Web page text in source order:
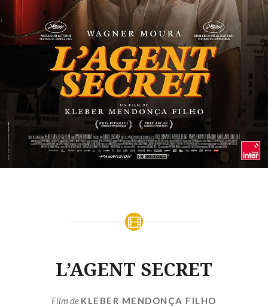
L’AGENT SECRET
Film de KLEBER MENDONÇA FILHO